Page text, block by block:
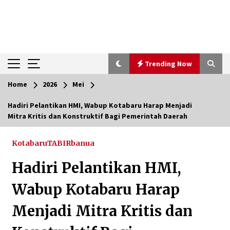
Trending Now
Trending Now
Pimpin Kaji Tiru ke Bantul DIY, Wabup Barito
Ketika Pasien Dianggap Beban: Runtuhnya
Empati dan Etika Dokter di Ruang Digital
Agustus 7, 2026
Berenang bersama Empat Temannya, Gadis di
HST Tewas Tenggelam di Sungai Kajung
Home 2026 Mei
Hadiri Pelantikan HMI, Wabup Kotabaru Harap Menjadi
Mitra Kritis dan Konstruktif Bagi Pemerintah Daerah
KotabaruTABIRbanua
Hadiri Pelantikan HMI,
Wabup Kotabaru Harap
Menjadi Mitra Kritis dan